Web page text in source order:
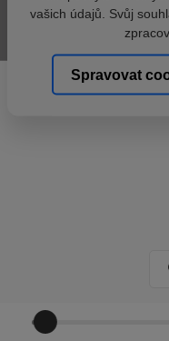
vašich údajů. Svůj
Spravovat